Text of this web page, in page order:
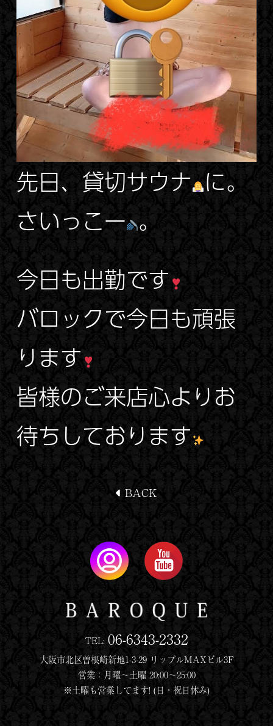
先日、貸切サウナ に。
さいっこー 。
今日も出勤です
バロックで今日も頑張
ります
皆様のご来店心よりお
待ちしております
BACK
TEL: 06-6343-2332
大阪市北区曽根崎新地1-3-29 リップルMAXビル3F
営業：月曜〜土曜 20:00〜25:00
※土曜も営業してます! (日・祝日休み)